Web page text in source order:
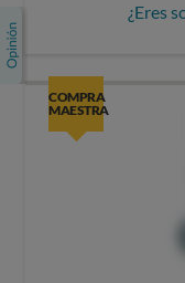
¿Eres
COMPRA
MAESTRA